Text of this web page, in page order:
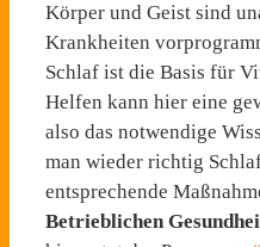
Körper und Geist sind
Krankheiten
Schlaf ist die Basis für
Helfen kann hier eine
also das notwendige
man wieder richtig
entsprechende
Betrieblichen